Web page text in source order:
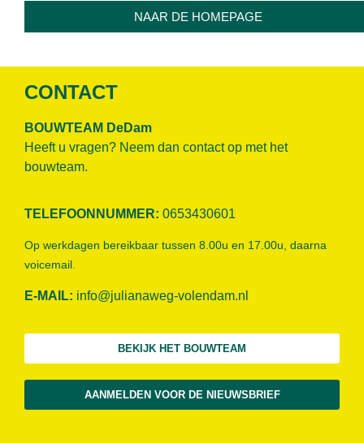
NAAR DE HOMEPAGE
CONTACT
BOUWTEAM DeDam
Heeft u vragen? Neem dan contact op met het
bouwteam.
TELEFOONNUMMER: 0653430601
Op werkdagen bereikbaar tussen 8.00u en 17.00u, daarna
voicemail.
E-MAIL: info@julianaweg-volendam.n
BEKIJK HET BOUWTEAM
AANMELDEN VOOR DE NIEUWSBRIEF